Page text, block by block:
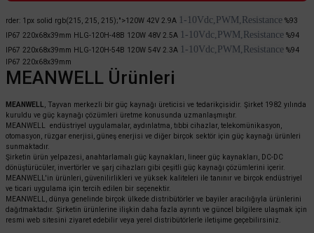
rder: 1px solid rgb(215, 215, 215);">120W 42V 2.9A 1-10Vdc,PWM,Resistance %93
IP67 220x68x39mm HLG-120H-48B 120W 48V 2.5A 1-10Vdc,PWM,Resistance %94
IP67 220x68x39mm HLG-120H-54B 120W 54V 2.3A 1-10Vdc,PWM,Resistance %94
IP67 220x68x39mm
MEANWELL Ürünleri
MEANWELL
, Tayvan merkezli bir güç kaynağı üreticisi ve tedarikçisidir. Şirket 1982 yılında
kuruldu ve güç kaynağı çözümleri üretme konusunda uzmanlaşmıştır.
MEANWELL endüstriyel uygulamalar, aydınlatma, tıbbi cihazlar, telekomünikasyon,
otomasyon, rüzgar enerjisi, güneş enerjisi ve diğer birçok sektör için güç kaynağı ürünleri
sunmaktadır.
Şirketin ürün yelpazesi, anahtarlamalı güç kaynakları, lineer güç kaynakları, DC-DC
dönüştürücüler, invertörler ve şarj cihazları gibi çeşitli güç kaynağı çözümlerini içerir.
MEANWELL'in ürünleri, güvenilirlikleri ve yüksek kaliteleri ile tanınır ve birçok endüstriyel
ve ticari uygulama için tercih edilen bir seçenektir.
MEANWELL, dünya genelinde birçok ülkede distribütörler ve bayiler aracılığıyla ürünlerini
dağıtmaktadır. Şirketin ürünlerine ilişkin daha fazla ayrıntı ve güncel bilgilere ulaşmak için
resmi web sitesini ziyaret edebilir veya yerel distribütörlerle iletişime geçebilirsiniz.